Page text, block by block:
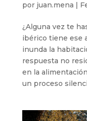
por juan.mena |
¿Alguna vez te
ibérico tiene ese
inunda la
respuesta no
en la
un proceso